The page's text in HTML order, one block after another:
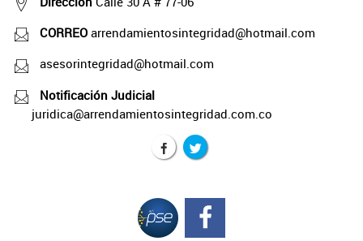
CORREO arrendamientosintegridad@hotmail.com
asesorintegridad@hotmail.com
Notificación Judicial
juridica@arrendamientosintegridad.com.co